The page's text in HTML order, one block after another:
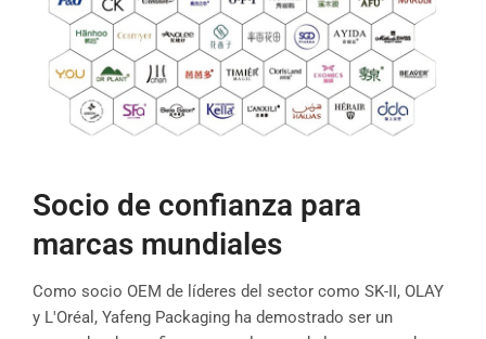
Socio de confianza para
marcas mundiales
Como socio OEM de líderes del sector como SK-II, OLAY
y L'Oréal, Yafeng Packaging ha demostrado ser un